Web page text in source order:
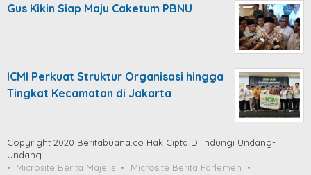
Gus Kikin Siap Maju Caketum PBNU
ICMI Perkuat Struktur Organisasi hingga
Tingkat Kecamatan di Jakarta
Copyright 2020 Beritabuana.co Hak Cipta Dilindungi Undang-
Undang
Microsite Berita Majelis
Microsite Berita Parlemen